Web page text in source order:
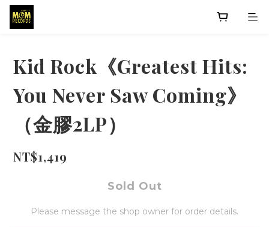
Kid Rock《Greatest Hits:
You Never Saw Coming》
（金膠2LP）
NT$1,419
Sold Out
Please message the shop owner for order details.